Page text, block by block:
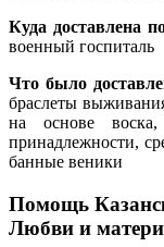
Куда доставлена
военный госпиталь
Что было
браслеты
на основе
принадлежности,
банные веники
Помощь
Любви и